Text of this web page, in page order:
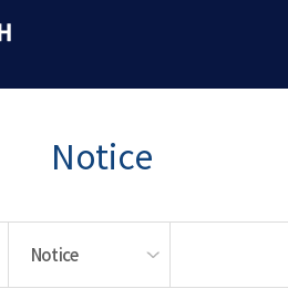
Notice
Notice
ABOUT US
APPLY
GLOBAL MOBILITY
STUDENT SERVICES
LANGUAGE EDUCATION
NOTICE
Notice
News & Events